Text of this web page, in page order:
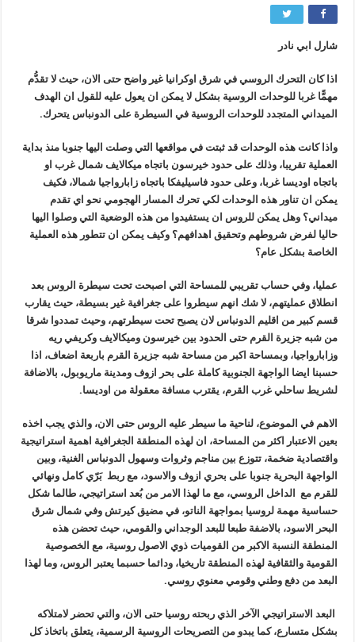
شارل ابي نادر
اذا كان التحرك الروسي في شرق اوكرانيا غير واضح حتى الان، حيث لا تقدُّم
مهمًّا غربا للوحدات الروسية بشكل لا يمكن ان يعول عليه للقول ان الهدف
الميداني المتجدد للوحدات الروسية في السيطرة على الدونباس يتحرك.
واذا كانت هذه الوحدات قد ثبتت في مواقعها التي وصلت اليها جنوبا منذ بداية
العملية تقريبا، وذلك على حدود خيرسون باتجاه ميكالايف شمال غرب او
باتجاه اوديسا غربا، وعلى حدود فاسيليفكا باتجاه زابارواجيا شمالا، فكيف
يمكن ان تناور هذه الوحدات لكي تحرك المسار الهجومي نحو اي تقدم
ميداني؟ وهل يمكن للروس ان يستفيدوا من هذه الوضعية التي وصلوا اليها
حاليا لفرض شروطهم وتحقيق اهدافهم؟ وكيف يمكن ان تتطور هذه العملية
الخاصة بشكل عام؟
عمليا، وفي حساب تقريبي للمساحة التي اصبحت تحت سيطرة الروس بعد
انطلاق عمليتهم، لا شك انهم سيطروا على جغرافية غير بسيطة، حيث يقارب
قسم كبير من اقليم الدونباس لان يصبح تحت سيطرتهم، وحيث تمددوا شرقا
من شبه جزيرة القرم حتى الحدود بين خيرسون وميكالايف وكريفي ريه
وزابارواجيا، وبمساحة اكبر من مساحة شبه جزيرة القرم باربعة اضعاف، اذا
حسبنا ايضا الواجهة الجنوبية كاملة على بحر ازوف ومدينة ماريوبول، بالاضافة
لشريط ساحلي غرب القرم، يقترب مسافة معقولة من اوديسا.
الاهم في الموضوع، لناحية ما سيطر عليه الروس حتى الان، والذي يجب اخذه
بعين الاعتبار اكثر من المساحة، ان لهذه المنطقة الجغرافية اهمية استراتيجية
واقتصادية ضخمة، تتوزع بين مناجم وثروات وسهول الدونباس الغنية، وبين
الواجهة البحرية جنوبا على بحري ازوف والاسود، مع ربط بَرّي كامل ونهائي
للقرم مع الداخل الروسي، مع ما لهذا الامر من بُعد استراتيجي، طالما شكل
حساسية مهمة لروسيا بمواجهة الناتو، في مضيق كيرتش وفي شمال شرق
البحر الاسود، بالاضفة طبعا للبعد الوجداني والقومي، حيث تحضن هذه
المنطقة النسبة الاكبر من القوميات ذوي الاصول روسية، مع الخصوصية
القومية والثقافية لهذه المنطقة تاريخيا، ودائما حسبما يعتبر الروس، وما لهذا
البعد من دفع وطني وقومي معنوي روسي.
البعد الاستراتيجي الآخر الذي ربحته روسيا حتى الان، والتي تحضر لامتلاكه
بشكل متسارع، كما يبدو من التصريحات الروسية الرسمية، يتعلق باتخاذ كل